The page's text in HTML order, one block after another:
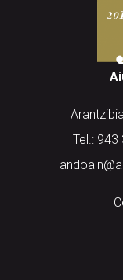
Tel.: 943